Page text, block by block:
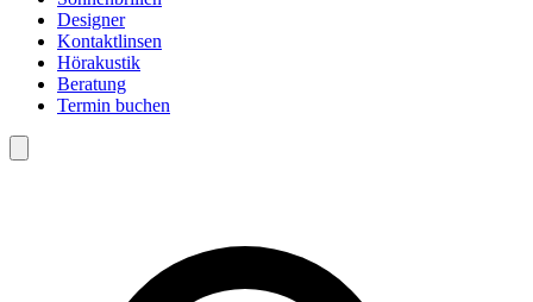
Designer
Kontaktlinsen
Hörakustik
Beratung
Termin buchen